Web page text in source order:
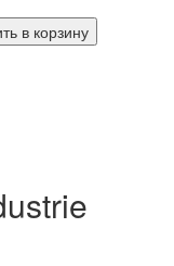
в корзину